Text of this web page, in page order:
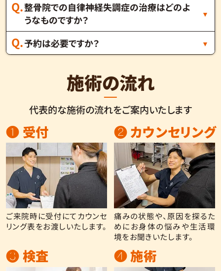
整骨院での自律神経失調症の治療はどのよ
うなものですか？
予約は必要ですか？
施術の流れ
代表的な施術の流れをご案内いたします
❶ 受付
ご来院時に受付にてカウンセ
リング表をお渡しいたします。
❷ カウンセリング
痛みの状態や、原因を探るた
めにお身体の悩みや生活環
境をお聞きいたします。
❸ 検査 ❹ 施術